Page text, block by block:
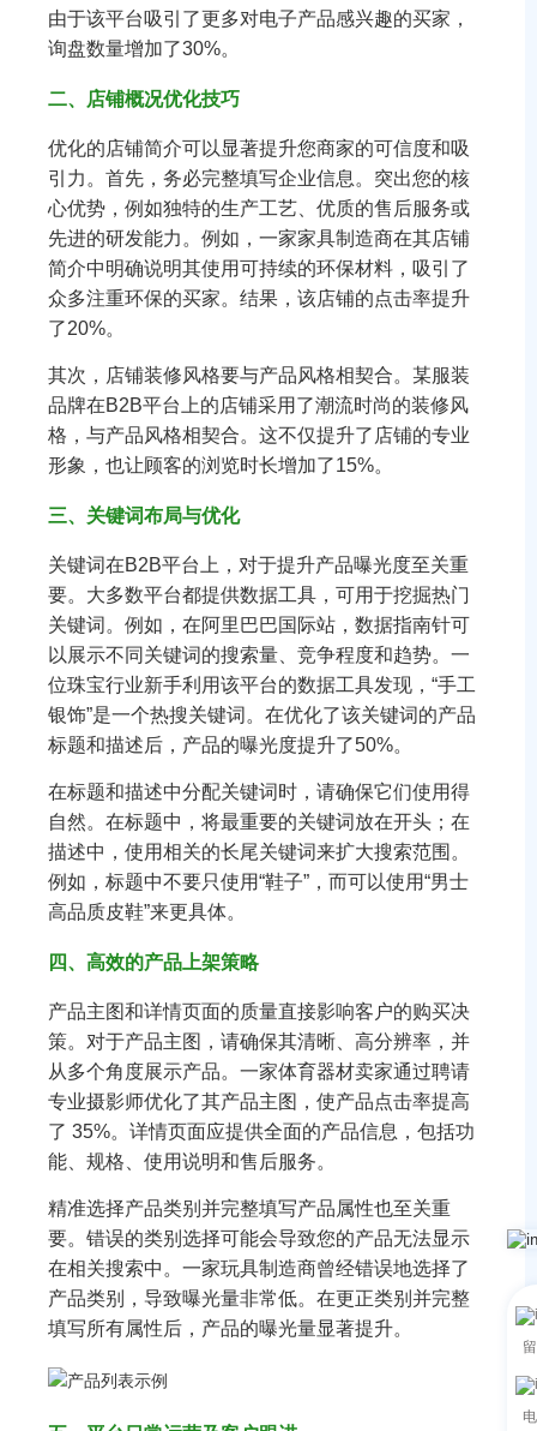
由于该平台吸引了更多对电子产品感兴趣的买家，
询盘数量增加了30%。
二、店铺概况优化技巧
优化的店铺简介可以显著提升您商家的可信度和吸
引力。首先，务必完整填写企业信息。突出您的核
心优势，例如独特的生产工艺、优质的售后服务或
先进的研发能力。例如，一家家具制造商在其店铺
简介中明确说明其使用可持续的环保材料，吸引了
众多注重环保的买家。结果，该店铺的点击率提升
了20%。
其次，店铺装修风格要与产品风格相契合。某服装
品牌在B2B平台上的店铺采用了潮流时尚的装修风
格，与产品风格相契合。这不仅提升了店铺的专业
形象，也让顾客的浏览时长增加了15%。
三、关键词布局与优化
关键词在B2B平台上，对于提升产品曝光度至关重
要。大多数平台都提供数据工具，可用于挖掘热门
关键词。例如，在阿里巴巴国际站，数据指南针可
以展示不同关键词的搜索量、竞争程度和趋势。一
位珠宝行业新手利用该平台的数据工具发现，“手工
银饰”是一个热搜关键词。在优化了该关键词的产品
标题和描述后，产品的曝光度提升了50%。
在标题和描述中分配关键词时，请确保它们使用得
自然。在标题中，将最重要的关键词放在开头；在
描述中，使用相关的长尾关键词来扩大搜索范围。
例如，标题中不要只使用“鞋子”，而可以使用“男士
高品质皮鞋”来更具体。
四、高效的产品上架策略
产品主图和详情页面的质量直接影响客户的购买决
策。对于产品主图，请确保其清晰、高分辨率，并
从多个角度展示产品。一家体育器材卖家通过聘请
专业摄影师优化了其产品主图，使产品点击率提高
了 35%。详情页面应提供全面的产品信息，包括功
能、规格、使用说明和售后服务。
精准选择产品类别并完整填写产品属性也至关重
要。错误的类别选择可能会导致您的产品无法显示
在相关搜索中。一家玩具制造商曾经错误地选择了
产品类别，导致曝光量非常低。在更正类别并完整
填写所有属性后，产品的曝光量显著提升。